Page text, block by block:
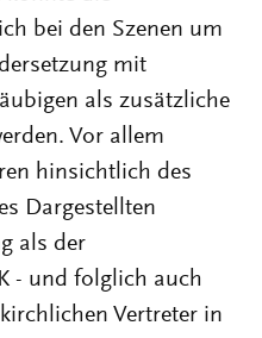
bei den Szenen um
mit
als zusätzliche
Vor allem
hinsichtlich des
Dargestellten
als der
- und folglich auch
Vertreter in